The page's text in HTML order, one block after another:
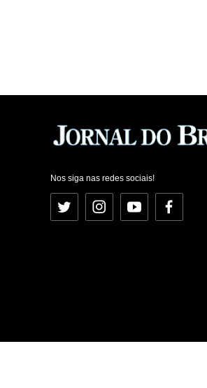
Nos siga nas redes sociais!
Twitter InstagramYouTubeFacebook